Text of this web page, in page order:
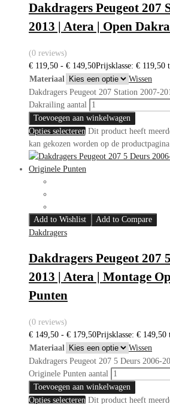
Dakdragers Peugeot 207
2013 | Atera | Open
(0 reviews)
€ 119,50 - € 149,50Prijsklasse: € 119,50
Materiaal
Wissen
Dakdragers Peugeot 207 Station 2007-
Dakrailing aantal
Toevoegen aan winkelwagen
Opties selecteren Dit product heeft
kan gekozen worden op de productpagina
Add to Wishlist
Add to Compare
Dakdragers
Dakdragers Peugeot 207
2013 | Atera | Montage
Punten
(0 reviews)
€ 149,50 - € 179,50Prijsklasse: € 149,50
Materiaal
Wissen
Dakdragers Peugeot 207 5 Deurs 2006-
Originele Punten aantal
Toevoegen aan winkelwagen
Opties selecteren Dit product heeft